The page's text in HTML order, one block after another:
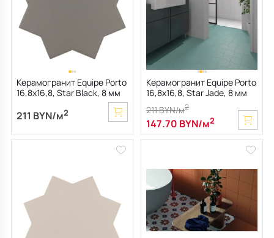
Керамогранит Equipe Porto
16,8х16,8, Star Black, 8 мм
211 BYN/м2
Керамогранит Equipe Porto
16,8х16,8, Star Jade, 8 мм
147.70 BYN/м2
211 BYN/м2